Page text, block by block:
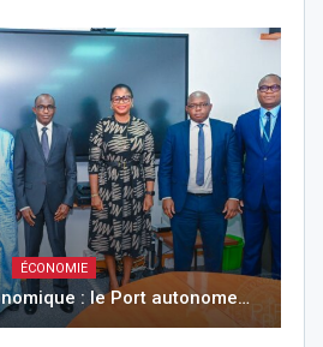
ÉCONOMIE
: le Port autonome…